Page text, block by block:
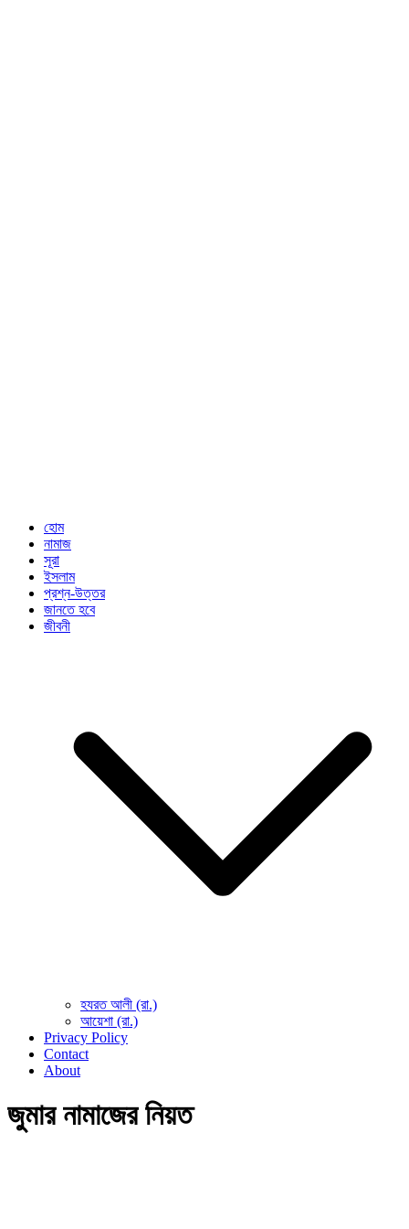
হোম
নামাজ
সূরা
ইসলাম
প্রশ্ন-উত্তর
জানতে হবে
জীবনী
হযরত আলী (রা.)
আয়েশা (রা.)
Privacy Policy
Contact
About
জুমার নামাজের নিয়ত